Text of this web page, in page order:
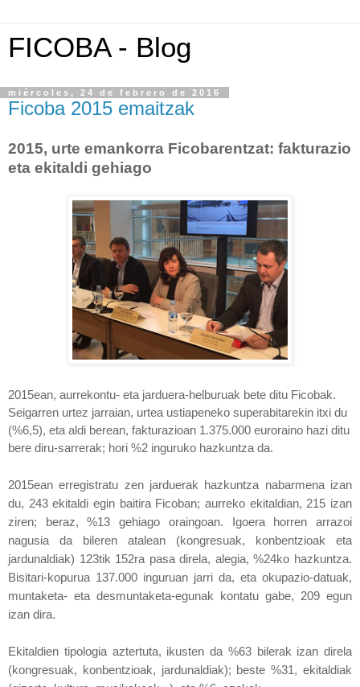
FICOBA - Blog
miércoles, 24 de febrero de 2016
Ficoba 2015 emaitzak
2015, urte emankorra Ficobarentzat: fakturazio
eta ekitaldi gehiago
2015ean, aurrekontu- eta jarduera-helburuak bete ditu Ficobak.
Seigarren urtez jarraian, urtea ustiapeneko superabitarekin itxi du
(%6,5), eta aldi berean, fakturazioan 1.375.000 euroraino hazi ditu
bere diru-sarrerak; hori %2 inguruko hazkuntza da.
2015ean erregistratu zen jarduerak hazkuntza nabarmena izan
du, 243 ekitaldi egin baitira Ficoban; aurreko ekitaldian, 215 izan
ziren; beraz, %13 gehiago oraingoan.
Igoera horren arrazoi
nagusia da bileren atalean (kongresuak, konbentzioak eta
jardunaldiak) 123tik 152ra pasa direla, alegia, %24ko hazkuntza.
Bisitari-kopurua 137.000 inguruan jarri da, eta okupazio-datuak,
muntaketa- eta desmuntaketa-egunak kontatu gabe, 209 egun
izan dira.
Ekitaldien tipologia aztertuta, ikusten da %63 bilerak izan direla
(kongresuak, konbentzioak, jardunaldiak); beste %31, ekitaldiak